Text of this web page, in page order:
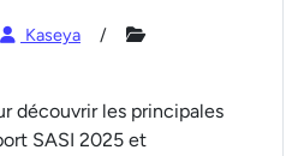
Kaseya
découvrir les principales
SASI 2025 et